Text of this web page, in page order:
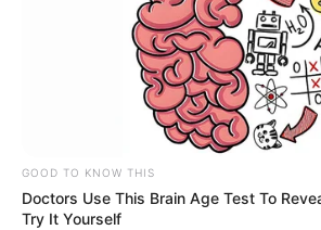
GOOD TO KNOW THIS
Doctors Use This Brain Age Test To
Try It Yourself